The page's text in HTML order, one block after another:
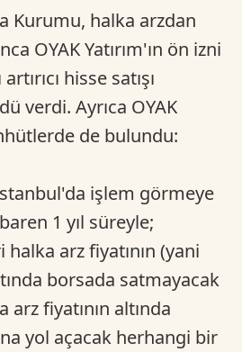
Kurumu, halka arzdan
OYAK Yatırım'ın ön izni
hisse satışı
verdi. Ayrıca OYAK
de bulundu:
işlem görmeye
1 yıl süreyle;
arz fiyatının (yani
borsada satmayacak
fiyatının altında
yol açacak herhangi bir